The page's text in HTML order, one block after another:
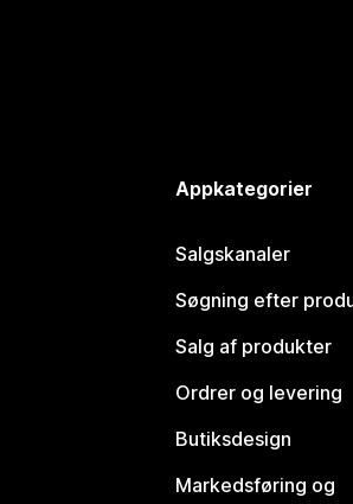
Appkategorier
Salgskanaler
Søgning efter
Salg af produkter
Ordrer og levering
Butiksdesign
Markedsføring og